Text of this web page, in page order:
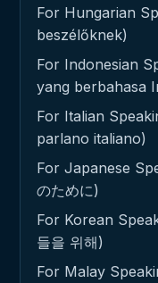
For Hungarian
beszélőknek)
For Indonesian
yang berbahasa
For Italian
parlano italiano)
For Japanese
のために)
For Korean
들을 위해)
For Malay